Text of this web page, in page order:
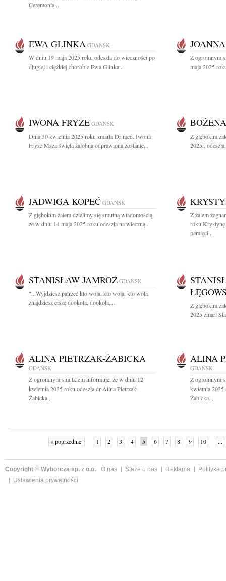
Ceremonia...
EWA GLINKA GDAŃSK
W dniu 19 maja 2025 roku odeszła do wieczności po
długiej i ciężkiej chorobie Ewa Glinka...
Z ogromnym
maja 2025
IWONA FRYZE GDAŃSK
Dnia 30 kwietnia 2025 roku zmarła Dr med. Iwona
Fryze Msza święta żałobna odprawiona zostanie...
Z głębokim
2025r.
JADWIGA KOPEĆ GDAŃSK
Z głębokim żalem dzielimy się smutną wiadomością,
że w dniu 14 maja 2025 roku odeszła na wieczną...
Z żalem
roku Krystynę
pamięci...
STANISŁAW JAMROŻ GDAŃSK
"...Wyjdziesz patrzeć kto woła, kto woła, kto woła
znajdziesz ciszę dookoła, dookoła,...
Z głębokim
2025 zmarł
ALINA PIETRZAK-ŻABICKA
GDAŃSK
Z ogromnym smutkiem informuję, że w dniu 12
kwietnia 2025 roku odeszła dr Alina Pietrzak-
Żabicka...
ALINA
GDAŃSK
Z ogromnym
kwietnia 2025
Żabicka...
« poprzednie 1 2 3 4 5 6 7 8 9 10 ...
Copyright © Wyborcza sp. z o.o. O nas Staże u nas Reklama
Polityka
Ustawienia prywatności